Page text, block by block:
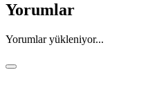
Yorumlar
Yorumlar yükleniyor...